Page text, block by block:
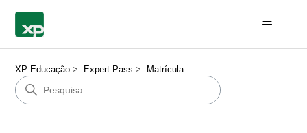
XP Educação Expert Pass Matrícula